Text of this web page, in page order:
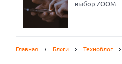
выбор ZOOM
Главная Блоги Техноблог